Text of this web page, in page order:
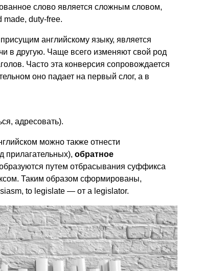
слово является сложным словом,
duty-free.
английскому языку, является
в другую. Чаще всего изменяют свой род
Часто эта конверсия сопровождается
оно падает на первый слог, а в
адресовать).
можно также отнести
прилагательных), обратное
путем отбрасывания суффикса
Таким образом сформированы,
to legislate — от a legislator.